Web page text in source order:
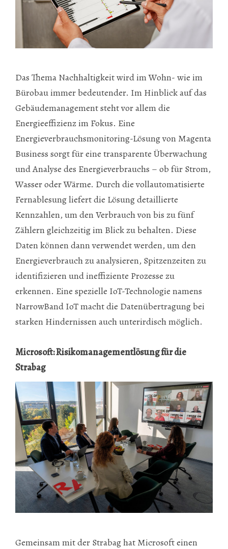
Das Thema Nachhaltigkeit wird im Wohn- wie im
Bürobau immer bedeutender. Im Hinblick auf das
Gebäudemanagement steht vor allem die
Energieeffizienz im Fokus. Eine
Energieverbrauchsmonitoring-Lösung von Magenta
Business sorgt für eine transparente Überwachung
und Analyse des Energieverbrauchs – ob für Strom,
Wasser oder Wärme. Durch die vollautomatisierte
Fernablesung liefert die Lösung detaillierte
Kennzahlen, um den Verbrauch von bis zu fünf
Zählern gleichzeitig im Blick zu behalten. Diese
Daten können dann verwendet werden, um den
Energieverbrauch zu analysieren, Spitzenzeiten zu
identifizieren und ineffiziente Prozesse zu
erkennen. Eine spezielle IoT-Technologie namens
NarrowBand IoT macht die Datenübertragung bei
starken Hindernissen auch unterirdisch möglich.
Microsoft: Risikomanagementlösung für die
Strabag
Gemeinsam mit der Strabag hat Microsoft einen